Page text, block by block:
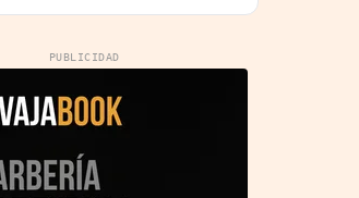
PUBLICIDAD